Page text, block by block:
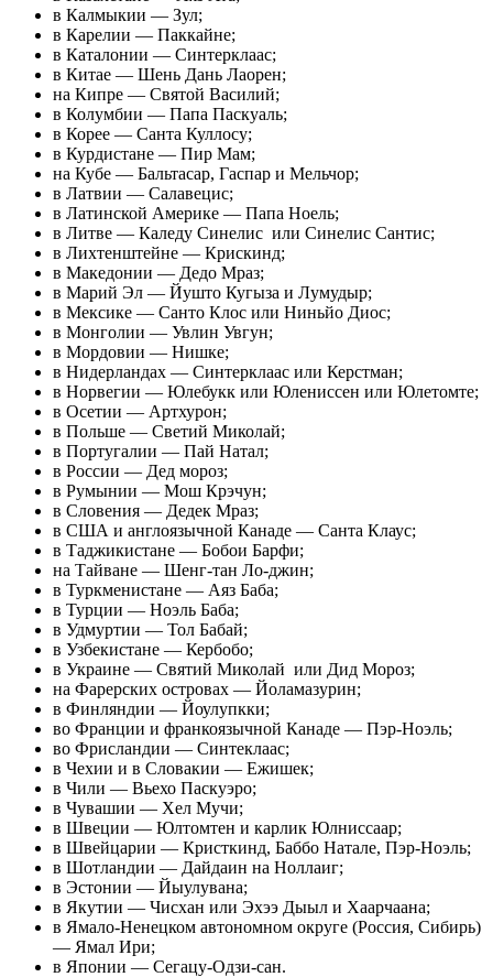
в Калмыкии — Зул;
в Карелии — Паккайне;
в Каталонии — Синтерклаас;
в Китае — Шень Дань Лаорен;
на Кипре — Святой Василий;
в Колумбии — Папа Паскуаль;
в Корее — Санта Куллосу;
в Курдистане — Пир Мам;
на Кубе — Бальтасар, Гаспар и Мельчор;
в Латвии — Салавецис;
в Латинской Америке — Папа Ноель;
в Литве — Каледу Синелис или Синелис Сантис;
в Лихтенштейне — Крискинд;
в Македонии — Дедо Мраз;
в Марий Эл — Йушто Кугыза и Лумудыр;
в Мексике — Санто Клос или Ниньйо Диос;
в Монголии — Увлин Увгун;
в Мордовии — Нишке;
в Нидерландах — Синтерклаас или Керстман;
в Норвегии — Юлебукк или Юлениссен или Юлетомте;
в Осетии — Артхурон;
в Польше — Светий Миколай;
в Португалии — Пай Натал;
в России — Дед мороз;
в Румынии — Мош Крэчун;
в Словения — Дедек Мраз;
в США и англоязычной Канаде — Санта Клаус;
в Таджикистане — Бобои Барфи;
на Тайване — Шенг-тан Ло-джин;
в Туркменистане — Аяз Баба;
в Турции — Ноэль Баба;
в Удмуртии — Тол Бабай;
в Узбекистане — Кербобо;
в Украине — Святий Миколай или Дид Мороз;
на Фарерских островах — Йоламазурин;
в Финляндии — Йоулупкки;
во Франции и франкоязычной Канаде — Пэр-Ноэль;
во Фрисландии — Синтеклаас;
в Чехии и в Словакии — Ежишек;
в Чили — Вьехо Паскуэро;
в Чувашии — Хeл Мучи;
в Швеции — Юлтомтен и карлик Юлниссаар;
в Швейцарии — Кристкинд, Баббо Натале, Пэр-Ноэль;
в Шотландии — Дайдаин на Ноллаиг;
в Эстонии — Йыулувана;
в Якутии — Чисхан или Эхээ Дыыл и Хаарчаана;
в Ямало-Ненецком автономном округе (Россия, Сибирь)
— Ямал Ири;
в Японии — Сегацу-Одзи-сан.